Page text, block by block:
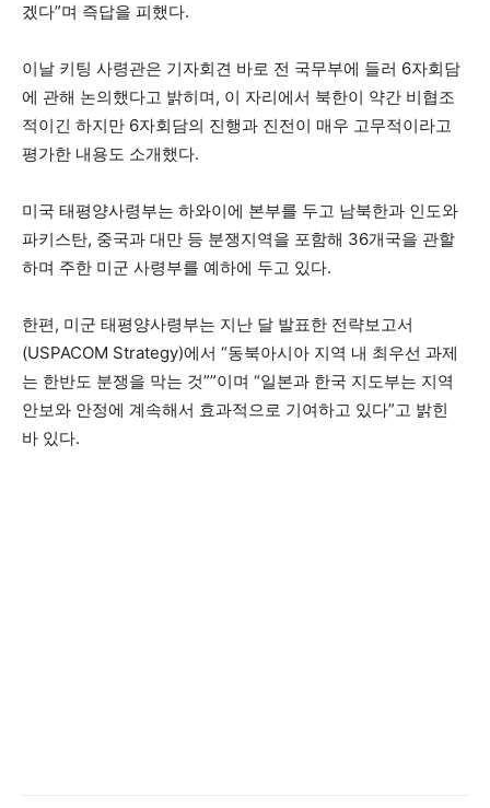
겠다”며 즉답을 피했다.
이날 키팅 사령관은 기자회견 바로 전 국무부에 들러 6자회담
에 관해 논의했다고 밝히며, 이 자리에서 북한이 약간 비협조
적이긴 하지만 6자회담의 진행과 진전이 매우 고무적이라고
평가한 내용도 소개했다.
미국 태평양사령부는 하와이에 본부를 두고 남북한과 인도와
파키스탄, 중국과 대만 등 분쟁지역을 포함해 36개국을 관할
하며 주한 미군 사령부를 예하에 두고 있다.
한편, 미군 태평양사령부는 지난 달 발표한 전략보고서
(USPACOM Strategy)에서 “동북아시아 지역 내 최우선 과제
는 한반도 분쟁을 막는 것””이며 “일본과 한국 지도부는 지역
안보와 안정에 계속해서 효과적으로 기여하고 있다”고 밝힌
바 있다.